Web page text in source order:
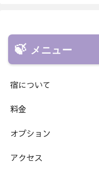
メニュー
宿について
料金
オプション
アクセス